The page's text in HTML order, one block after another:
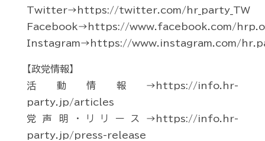
Twitter→https://twitter.com/hr_party_TW
Facebook→https://www.facebook.com/
Instagram→https://www.instagram.com/
【政党情報】
活動情報→https://info.hr-
party.jp/articles
党声明・リリース→https://info.hr-
party.jp/press-release